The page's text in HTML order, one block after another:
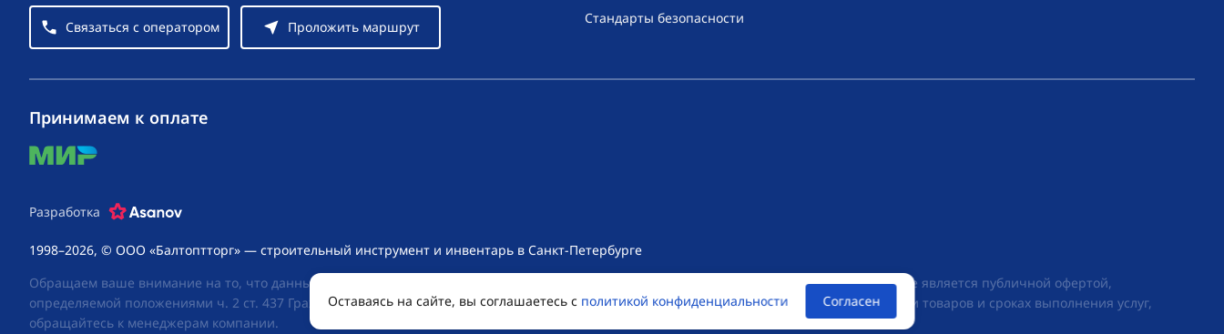
Стандарты безопасности
Связаться с оператором Проложить маршрут
1998–2026, © ООО «Балтоптторг» — строительный инструмент и инвентарь в Санкт-Петербурге
Обращаем ваше внимание на то, что данный интернет-сайт носит исключительно информационный характер и ни при каких условиях не является публичной офертой,
определяемой положениями ч. 2 ст. 437 Гражданского кодекса Российской Федерации. Для получения подробной информации о стоимости товаров и сроках выполнения услуг,
обращайтесь к менеджерам компании.
Принимаем к оплате
mir
Разработка
Оставаясь на сайте, вы соглашаетесь с политикой конфиденциальности Согласен